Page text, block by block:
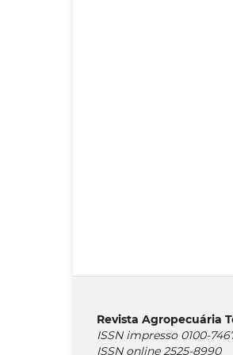
Revista Agropecuária
ISSN impresso 0100-
ISSN online 2525-8990